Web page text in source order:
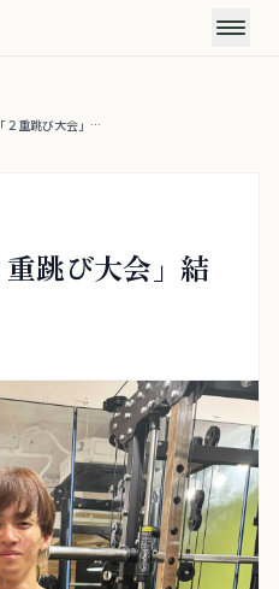
7月イベント「２重跳び大会」結...
跳び大会」結